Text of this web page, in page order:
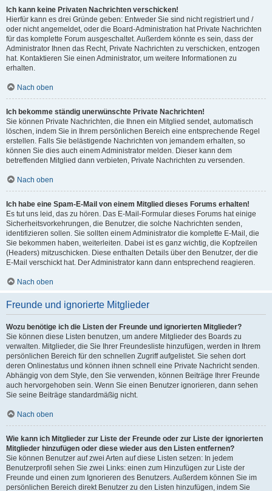
Ich kann keine Privaten Nachrichten verschicken!
Hierfür kann es drei Gründe geben: Entweder Sie sind nicht registriert und /
oder nicht angemeldet, oder die Board-Administration hat Private Nachrichten
für das komplette Forum ausgeschaltet. Außerdem könnte es sein, dass der
Administrator Ihnen das Recht, Private Nachrichten zu verschicken, entzogen
hat. Kontaktieren Sie einen Administrator, um weitere Informationen zu
erhalten.
Nach oben
Ich bekomme ständig unerwünschte Private Nachrichten!
Sie können Private Nachrichten, die Ihnen ein Mitglied sendet, automatisch
löschen, indem Sie in Ihrem persönlichen Bereich eine entsprechende Regel
erstellen. Falls Sie belästigende Nachrichten von jemandem erhalten, so
können Sie dies auch einem Administrator melden. Dieser kann dem
betreffenden Mitglied dann verbieten, Private Nachrichten zu versenden.
Nach oben
Ich habe eine Spam-E-Mail von einem Mitglied dieses Forums erhalten!
Es tut uns leid, das zu hören. Das E-Mail-Formular dieses Forums hat einige
Sicherheitsvorkehrungen, die Benutzer, die solche Nachrichten senden,
identifizieren sollen. Sie sollten einem Administrator die komplette E-Mail, die
Sie bekommen haben, weiterleiten. Dabei ist es ganz wichtig, die Kopfzeilen
(Headers) mitzuschicken. Diese enthalten Details über den Benutzer, der die
E-Mail verschickt hat. Der Administrator kann dann entsprechend reagieren.
Nach oben
Freunde und ignorierte Mitglieder
Wozu benötige ich die Listen der Freunde und ignorierten Mitglieder?
Sie können diese Listen benutzen, um andere Mitglieder des Boards zu
verwalten. Mitglieder, die Sie Ihrer Freundesliste hinzufügen, werden in Ihrem
persönlichen Bereich für den schnellen Zugriff aufgelistet. Sie sehen dort
deren Onlinestatus und können ihnen schnell eine Private Nachricht senden.
Abhängig von dem Style, den Sie verwenden, können Beiträge Ihrer Freunde
auch hervorgehoben sein. Wenn Sie einen Benutzer ignorieren, dann sehen
Sie seine Beiträge standardmäßig nicht.
Nach oben
Wie kann ich Mitglieder zur Liste der Freunde oder zur Liste der ignorierten
Mitglieder hinzufügen oder diese wieder aus den Listen entfernen?
Sie können Benutzer auf zwei Arten auf diese Listen setzen: In jedem
Benutzerprofil sehen Sie zwei Links: einen zum Hinzufügen zur Liste der
Freunde und einen zum Ignorieren des Benutzers. Außerdem können Sie im
persönlichen Bereich direkt Benutzer zu den Listen hinzufügen, indem Sie